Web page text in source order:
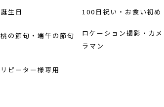
誕生日 100日祝い・お食い初め
桃の節句・端午の節句
ロケーション撮影・カメ
ラマン
リピーター様専用